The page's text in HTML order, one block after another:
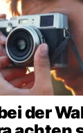
der